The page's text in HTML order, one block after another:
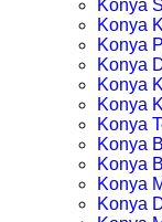
Konya
Konya
Konya
Konya
Konya
Konya
Konya
Konya
Konya
Konya
Konya